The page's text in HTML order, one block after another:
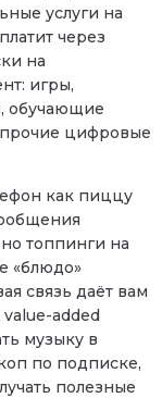
услуги на
через
на
игры,
обучающие
цифровые
как пиццу
топпинги на
«блюдо»
связь даёт вам
value-added
музыку в
по подписке,
полезные